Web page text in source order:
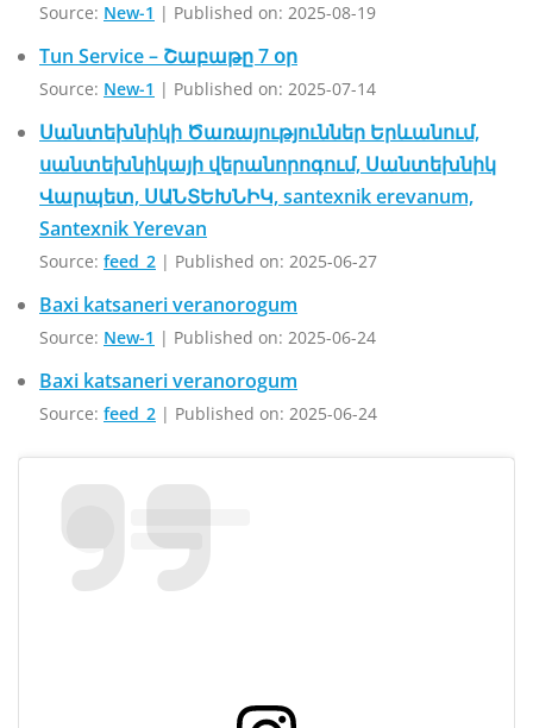
Source: New-1 Published on: 2025-08-19
Tun Service – Շաբաթը 7 օր
Source: New-1 Published on: 2025-07-14
Սանտեխնիկի Ծառայություններ Երևանում,
սանտեխնիկայի վերանորոգում, Սանտեխնիկ
Վարպետ, ՍԱՆՏԵԽՆԻԿ, santexnik erevanum,
Santexnik Yerevan
Source: feed_2 Published on: 2025-06-27
Baxi katsaneri veranorogum
Source: New-1 Published on: 2025-06-24
Baxi katsaneri veranorogum
Source: feed_2 Published on: 2025-06-24